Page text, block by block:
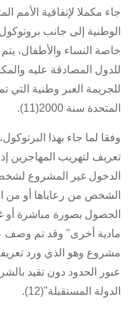
جاء مكملا لإتفاقية الأمم
الوطنية إلى جانب
خاصة النساء والأطفال،
للدول المصادقة عليه
للجريمة العبر وطنية التي
المتحدة سنة 2000(11).
تعريف لتهريب المهاجرين
الدخول غير المشروع
الشخص من رعاياها أو من
الحصول بصورة مباشرة أو
مادية أخرى" وقد تم وصف
مشروع وهو الذي ورد
عبور الحدود دون تقيد
الدولة المستقبلة"(12).